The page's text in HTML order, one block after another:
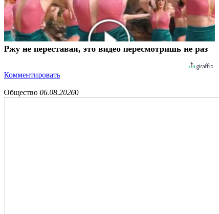
Ржу не переставая, это видео пересмотришь не раз
Комментировать
Общество 06.08.20260